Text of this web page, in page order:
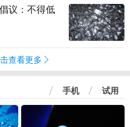
议：不得低
查看更多
手机 试用